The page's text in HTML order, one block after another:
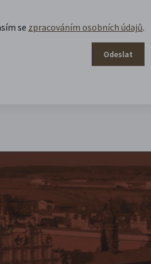
se zpracováním osobních údajů.
Odeslat